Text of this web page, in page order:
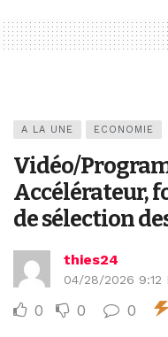
A LA UNE ECONOMIE
Vidéo/
Accélérateur,
de sélection
thies24
04/28/2026 9:12
0 0 0